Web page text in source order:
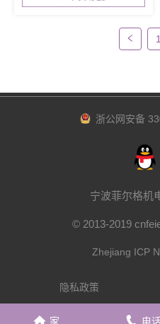
1
浙公网安备
宁波菲尔格机
© 2013-2019
Zhejiang ICP
隐私政策
家 电